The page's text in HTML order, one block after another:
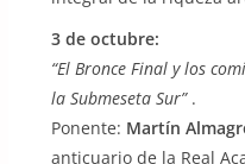
3 de octubre:
“El Bronce Final y los
la Submeseta Sur”.
Ponente: Martín
anticuario de la Real